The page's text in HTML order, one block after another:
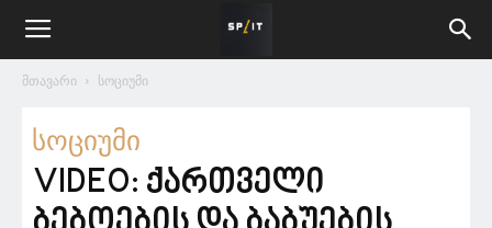
მთავარი სოციუმი
სოციუმი
VIDEO: ქართველი